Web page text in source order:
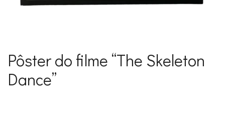
Pôster do filme “The Skeleton
Dance”